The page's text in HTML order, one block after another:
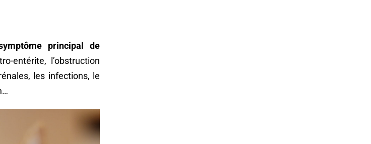
principal de
entérite, l’obstruction
les infections, le